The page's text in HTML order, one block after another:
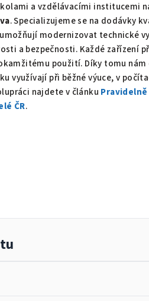
a vzdělávacími institucemi
. Specializujeme se na dodávky
modernizovat technické
a bezpečnosti. Každé zařízení
použití. Díky tomu
využívají při běžné výuce, v
najdete v článku
ČR.